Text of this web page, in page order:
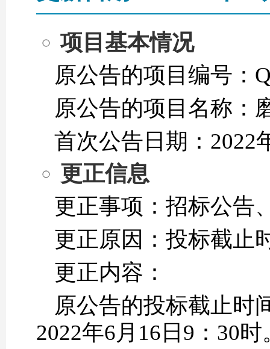
项目基本情况
原公告的项目编号：
原公告的项目名称：
首次公告日期：2022
更正信息
更正事项：招标公告
更正原因：投标截止
更正内容：
原公告的投标截止时
2022年6月16日9：30时